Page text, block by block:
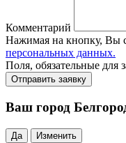
Комментарий
Нажимая на кнопку, Вы
персональных данных.
Поля, обязательные
Ваш город
Да Изменить